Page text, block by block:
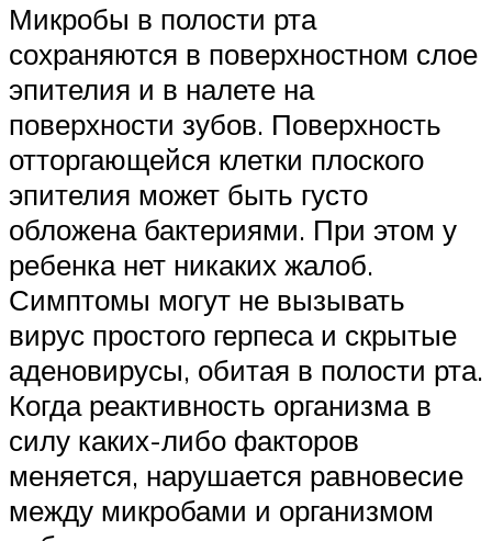
Микробы в полости рта
сохраняются в поверхностном слое
эпителия и в налете на
поверхности зубов. Поверхность
отторгающейся клетки плоского
эпителия может быть густо
обложена бактериями. При этом у
ребенка нет никаких жалоб.
Симптомы могут не вызывать
вирус простого герпеса и скрытые
аденовирусы, обитая в полости рта.
Когда реактивность организма в
силу каких-либо факторов
меняется, нарушается равновесие
между микробами и организмом